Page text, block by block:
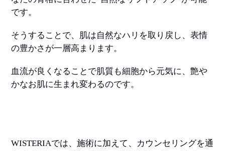
です。
そうすることで、肌は自然なハリを取り戻し、表情
の豊かさが一層高まります。
血流が良くなることで肌質も細胞から元気に、艶や
かなお肌に生まれ変わるのです。
WISTERIAでは、施術に加えて、カウンセリングを通